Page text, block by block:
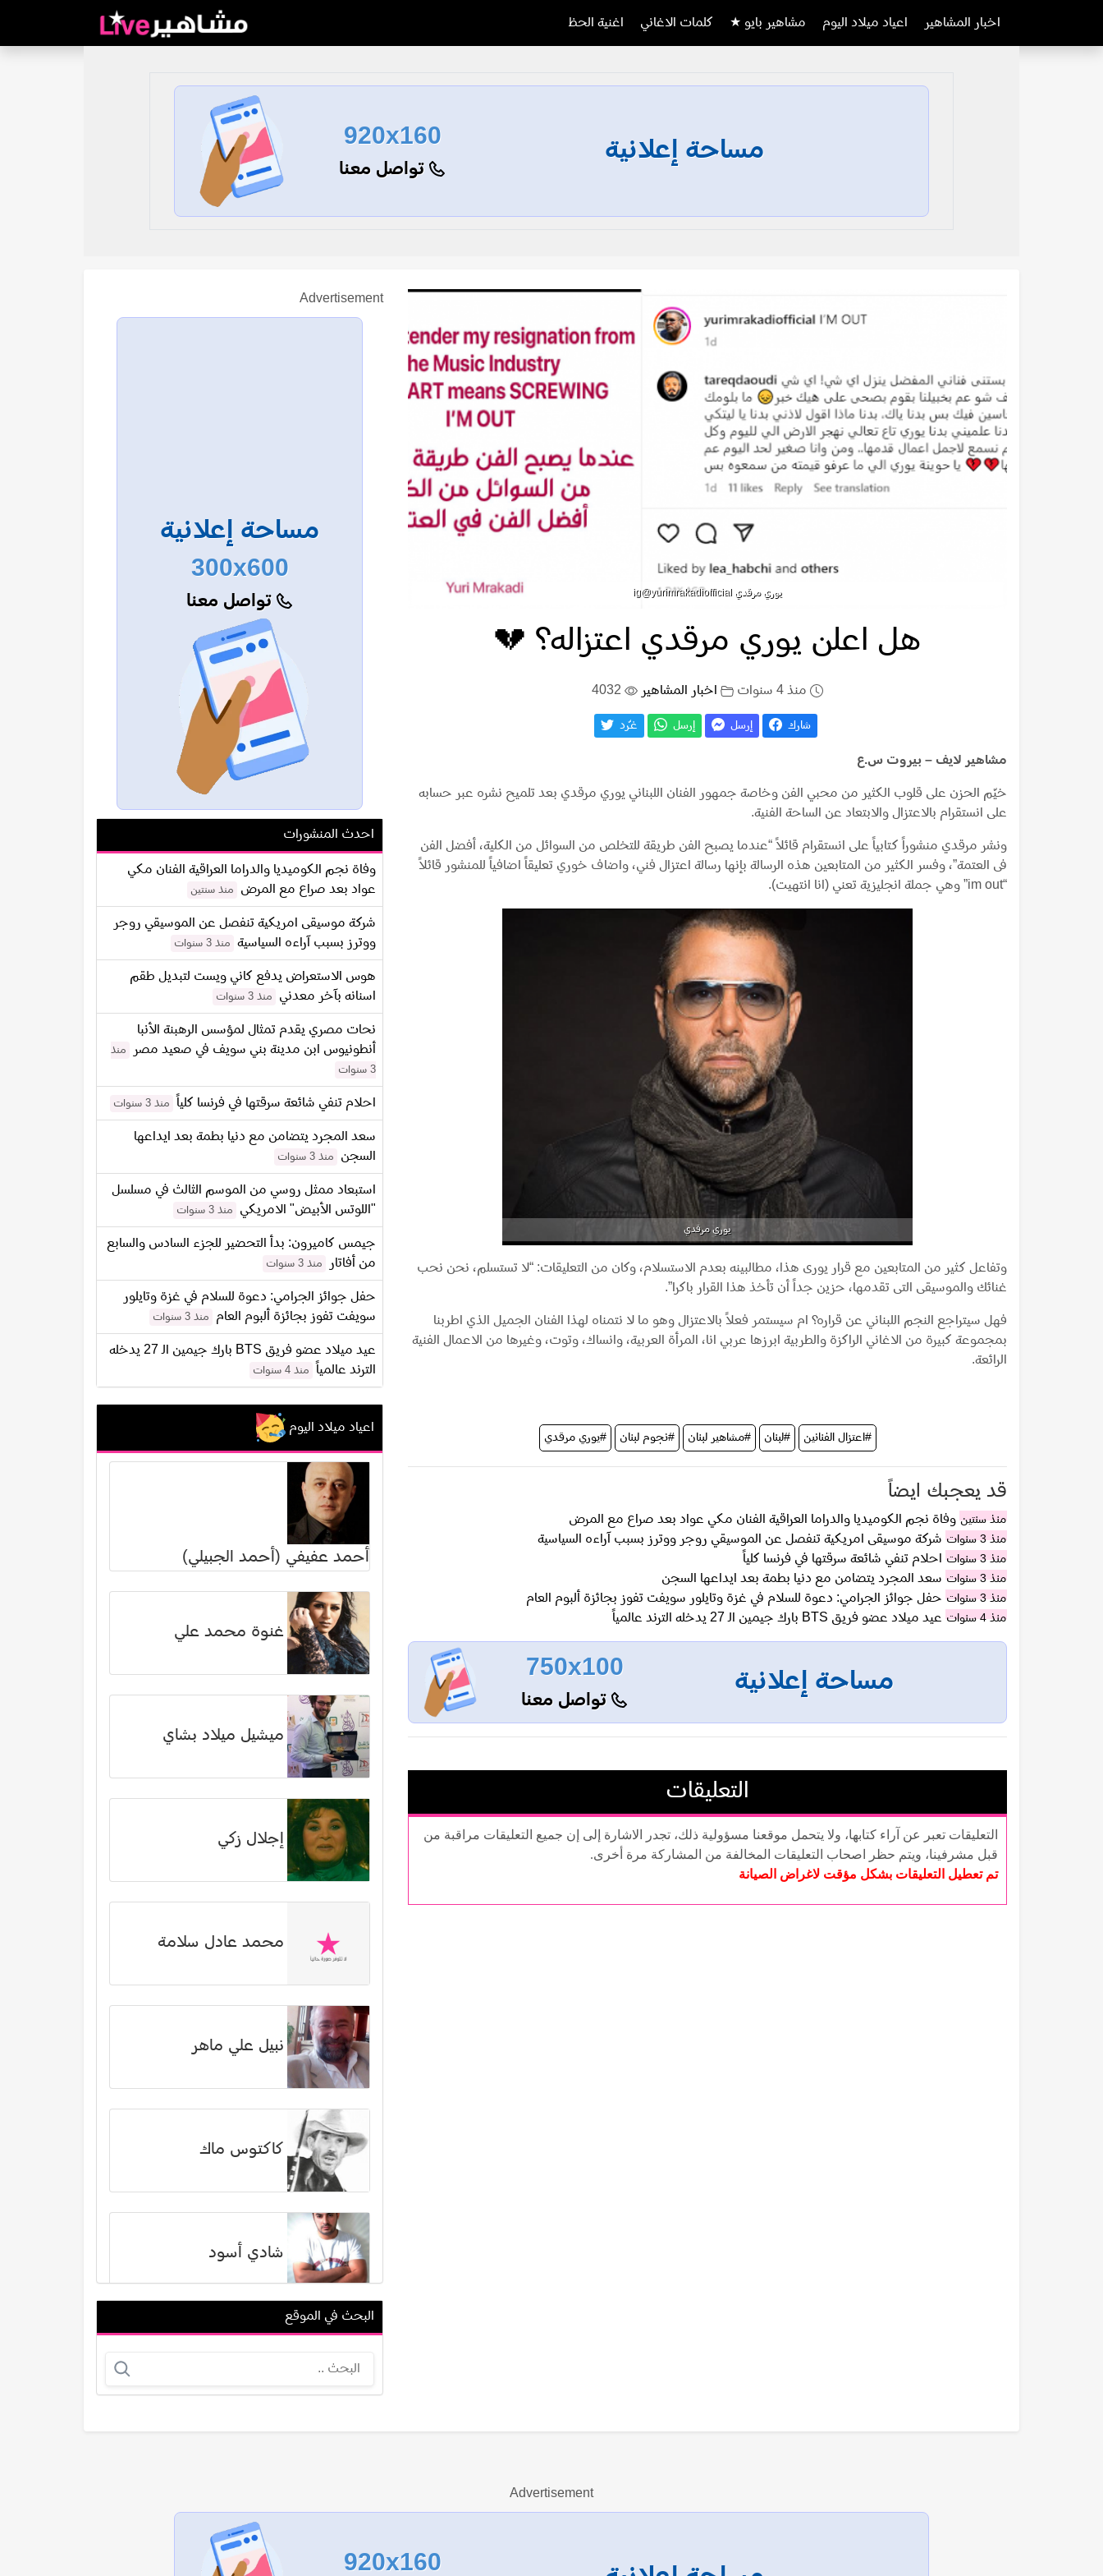
اخبار المشاهير اعياد ميلاد اليوم مشاهير بايو ★ كلمات الاغاني اغنية الحظ
مساحة إعلانية
920x160
تواصل معنا
يوري مرقدي ig@yurimrakadiofficial
هل اعلن يوري مرقدي اعتزاله؟ 💔
منذ 4 سنوات اخبار المشاهير
شارك إرسل إرسل غـّرد
مشاهير لايف – بيروت س.ع
خيّم الحزن على قلوب الكثير من محبي الفن وخاصة جمهور الفنان اللبناني يوري مرقدي بعد تلميح نشره عبر حسابه
على انستقرام بالاعتزال والابتعاد عن الساحة الفنية.
ونشر مرقدي منشوراً كتابياً على انستقرام قائلاً “عندما يصبح الفن طريقة للتخلص من السوائل من الكلية، أفضل الفن
فى العتمة”، وفسر الكثير من المتابعين هذه الرسالة بإنها رسالة اعتزال فني، واضاف خوري تعليقاً اضافياً للمنشور قائلاً
“im out” وهي جملة انجليزية تعني (انا انتهيت).
يوري مرقدي
وتفاعل كثير من المتابعين مع قرار يورى هذا، مطالبينه بعدم الاستسلام، وكان من التعليقات: “لا تستسلم، نحن نحب
غنائك والموسيقى التى تقدمها، حزين جداً أن تأخذ هذا القرار باكرا”.
فهل سيتراجع النجم اللبناني عن قراره؟ ام سيستمر فعلاً بالاعتزال وهو ما لا نتمناه لهذا الفنان الجميل الذي اطربنا
بمجموعة كبيرة من الاغاني الراكزة والطربية ابرزها عربي انا، المرأة العربية، وانساك، وتوت، وغيرها من الاعمال الفنية
الرائعة.
#اعتزال الفنانين #لبنان #مشاهير لبنان #نجوم لبنان #يوري مرقدي
قد يعجبك ايضاً
منذ سنتين وفاة نجم الكوميديا والدراما العراقية الفنان مكي عواد بعد صراع مع المرض
منذ 3 سنوات شركة موسيقى امريكية تنفصل عن الموسيقي روجر ووترز بسبب آراءه السياسية
منذ 3 سنوات احلام تنفي شائعة سرقتها في فرنسا كلياً
منذ 3 سنوات سعد المجرد يتضامن مع دنيا بطمة بعد ايداعها السجن
منذ 3 سنوات حفل جوائز الجرامي: دعوة للسلام في غزة وتايلور سويفت تفوز بجائزة ألبوم العام
منذ 4 سنوات عيد ميلاد عضو فريق BTS بارك جيمين الـ 27 يدخله الترند عالمياً
مساحة إعلانية
750x100
تواصل معنا
التعليقات
التعليقات تعبر عن آراء كتابها، ولا يتحمل موقعنا مسؤولية ذلك، تجدر الاشارة إلى إن جميع التعليقات مراقبة من
قبل مشرفينا، ويتم حظر اصحاب التعليقات المخالفة من المشاركة مرة أخرى.
تم تعطيل التعليقات بشكل مؤقت لاغراض الصيانة
Advertisement
مساحة إعلانية
300x600
تواصل معنا
احدث المنشورات
وفاة نجم الكوميديا والدراما العراقية الفنان مكي
عواد بعد صراع مع المرض
منذ سنتين
شركة موسيقى امريكية تنفصل عن الموسيقي روجر
ووترز بسبب آراءه السياسية
منذ 3 سنوات
هوس الاستعراض يدفع كاني ويست لتبديل طقم
اسنانه بآخر معدني
منذ 3 سنوات
نحات مصري يقدم تمثال لمؤسس الرهبنة الأنبا
أنطونيوس ابن مدينة بني سويف في صعيد مصر
منذ
3 سنوات
احلام تنفي شائعة سرقتها في فرنسا كلياً منذ 3 سنوات
سعد المجرد يتضامن مع دنيا بطمة بعد ايداعها
السجن
منذ 3 سنوات
استبعاد ممثل روسي من الموسم الثالث في مسلسل
"اللوتس الأبيض" الامريكي
منذ 3 سنوات
جيمس كاميرون: بدأ التحضير للجزء السادس والسابع
من أفاتار
منذ 3 سنوات
حفل جوائز الجرامي: دعوة للسلام في غزة وتايلور
سويفت تفوز بجائزة ألبوم العام
منذ 3 سنوات
عيد ميلاد عضو فريق BTS بارك جيمين الـ 27 يدخله
الترند عالمياً
منذ 4 سنوات
اعياد ميلاد اليوم
أحمد عفيفي (أحمد الجبيلي)
غنوة محمد علي
ميشيل ميلاد بشاي
إجلال زكي
محمد عادل سلامة
نبيل علي ماهر
كاكتوس ماك
شادي أسود
عرض الكل
البحث في الموقع
Advertisement
920x160